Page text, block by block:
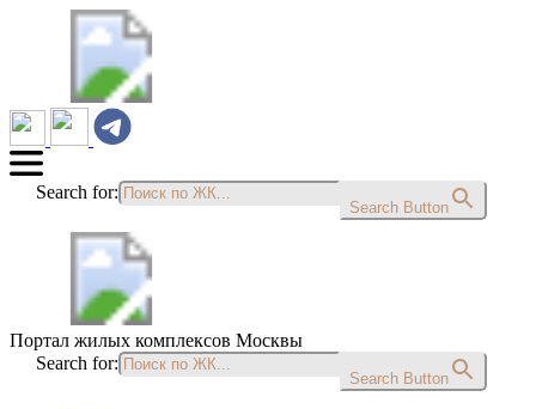
Search for:
Search Button
Портал жилых комплексов Москвы
Search for:
Search Button